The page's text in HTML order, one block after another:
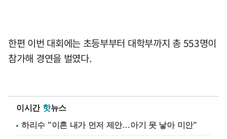
한편 이번 대회에는 초등부부터 대학부까지 총 553명이
참가해 경연을 벌였다.
이시간 핫뉴스
하리수 "이혼 내가 먼저 제안…아기 못 낳아 미안"